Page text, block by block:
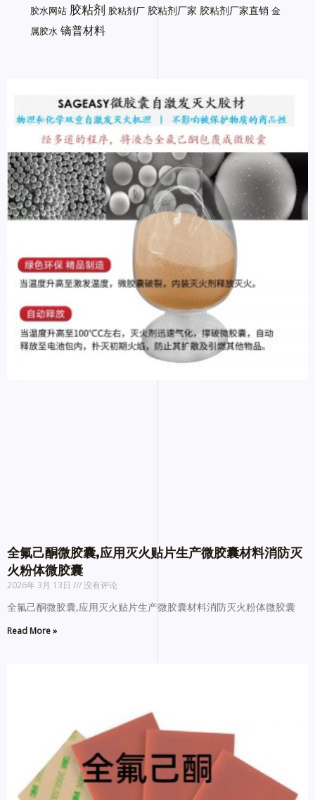
胶水网站 胶粘剂 胶粘剂厂 胶粘剂厂家 胶粘剂厂家直销 金
属胶水 镝普材料
全氟己酮微胶囊,应用灭火贴片生产微胶囊材料消防灭
火粉体微胶囊
2026年 3月 13日 没有评论
全氟己酮微胶囊,应用灭火贴片生产微胶囊材料消防灭火粉体微胶囊
Read More »